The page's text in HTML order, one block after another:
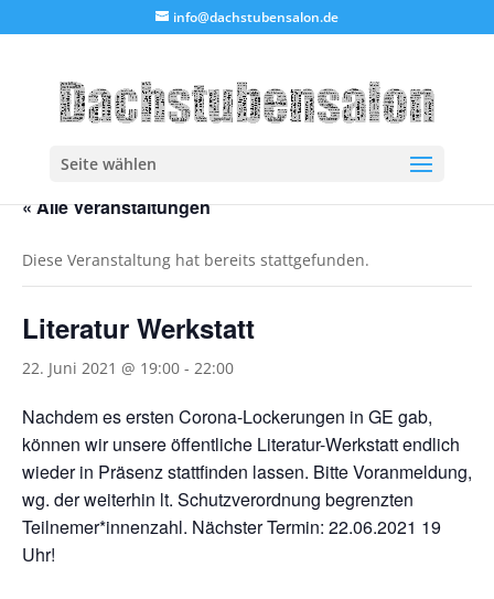
info@dachstubensalon.de
Seite wählen
« Alle Veranstaltungen
Diese Veranstaltung hat bereits stattgefunden.
Literatur Werkstatt
22. Juni 2021 @ 19:00 - 22:00
Nachdem es ersten Corona-Lockerungen in GE gab,
können wir unsere öffentliche Literatur-Werkstatt endlich
wieder in Präsenz stattfinden lassen. Bitte Voranmeldung,
wg. der weiterhin lt. Schutzverordnung begrenzten
Teilnemer*innenzahl. Nächster Termin: 22.06.2021 19
Uhr!